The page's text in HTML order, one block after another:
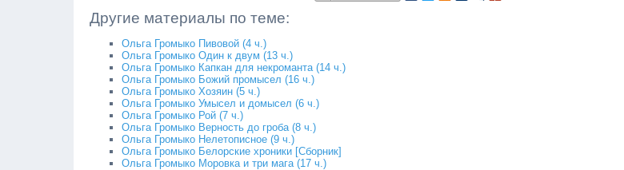
Другие материалы по теме:
Ольга Громыко Пивовой (4 ч.)
Ольга Громыко Один к двум (13 ч.)
Ольга Громыко Капкан для некроманта (14 ч.)
Ольга Громыко Божий промысел (16 ч.)
Ольга Громыко Хозяин (5 ч.)
Ольга Громыко Умысел и домысел (6 ч.)
Ольга Громыко Рой (7 ч.)
Ольга Громыко Верность до гроба (8 ч.)
Ольга Громыко Нелетописное (9 ч.)
Ольга Громыко Белорские хроники [Сборник]
Ольга Громыко Моровка и три мага (17 ч.)